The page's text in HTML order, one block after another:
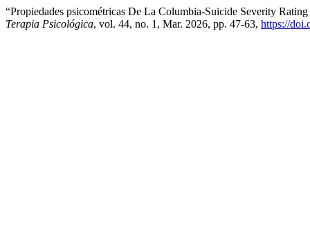
“Propiedades psicométricas De La Columbia-Suicide Severity
Terapia Psicológica, vol. 44, no. 1, Mar. 2026, pp. 47-63, https://